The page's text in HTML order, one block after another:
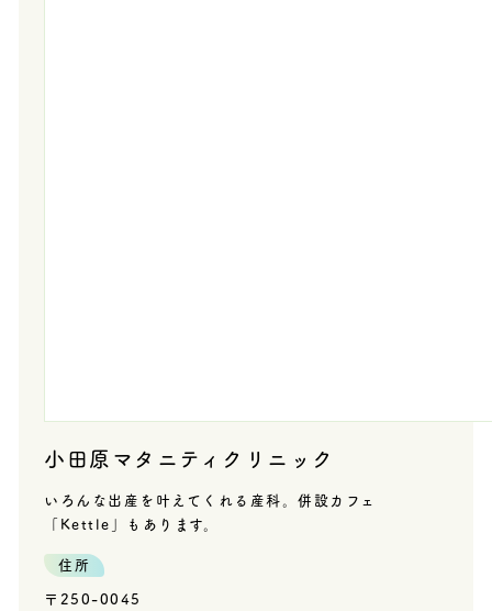
小田原マタニティクリニック
いろんな出産を叶えてくれる産科。併設カフェ
「Kettle」もあります。
住所
〒250-0045